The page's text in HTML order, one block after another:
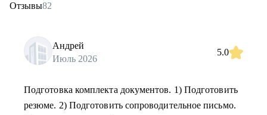
Отзывы82
Андрей
Июль 2026
5.0
Подготовка комплекта документов. 1) Подготовить
резюме. 2) Подготовить сопроводительное письмо.